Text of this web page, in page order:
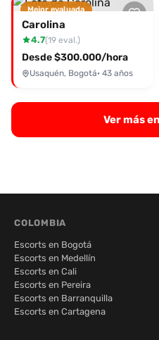
Mejor evaluada
Carolina
4.7(19 eval.)
Desde $300.000/hora
Usaquén, Bogotá· 43 años
Ver más
COLOMBIA
Escorts en Bogotá
Escorts en Medellín
Escorts en Cali
Escorts en Pereira
Escorts en Barranquilla
Escorts en Cartagena